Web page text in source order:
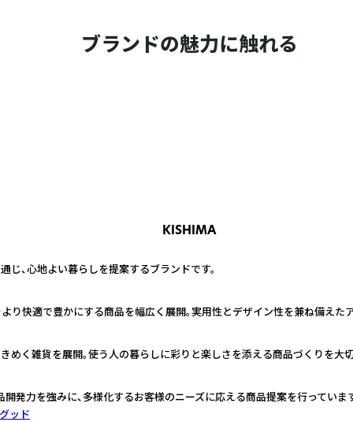
ブランドの魅力に触れる
KISHIMA
じ、心地よい暮らしを提案するブランドです。
より快適で豊かにする商品を幅広く展開。実用性とデザイン性を兼ね備えた
めく雑貨を展開。使う人の暮らしに彩りと楽しさを添える商品づくりを大
発力を強みに、多様化するお客様のニーズに応える商品提案を行っていま
ッド